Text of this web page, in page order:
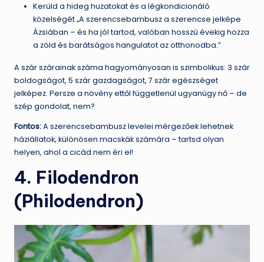
Kerüld a hideg huzatokat és a légkondicionáló
közelségét „A szerencsebambusz a szerencse jelképe
Ázsiában – és ha jól tartod, valóban hosszú évekig hozza
a zöld és barátságos hangulatot az otthonodba.”
A szár szárainak száma hagyományosan is szimbolikus: 3 szár
boldogságot, 5 szár gazdagságot, 7 szár egészséget
jelképez. Persze a növény ettől függetlenül ugyanúgy nő – de
szép gondolat, nem?
Fontos:A szerencsebambusz levelei mérgezőek lehetnek
háziállatok, különösen macskák számára – tartsd olyan
helyen, ahol a cicád nem éri el!
4. Filodendron
(Philodendron)